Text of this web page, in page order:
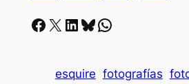
Facebook X LinkedIn Bluesky Whatsapp
esquire fotografías